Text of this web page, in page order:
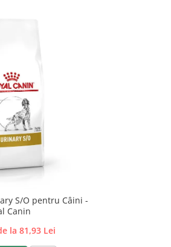
S/O pentru Câini -
Canin
la 81,93 Lei